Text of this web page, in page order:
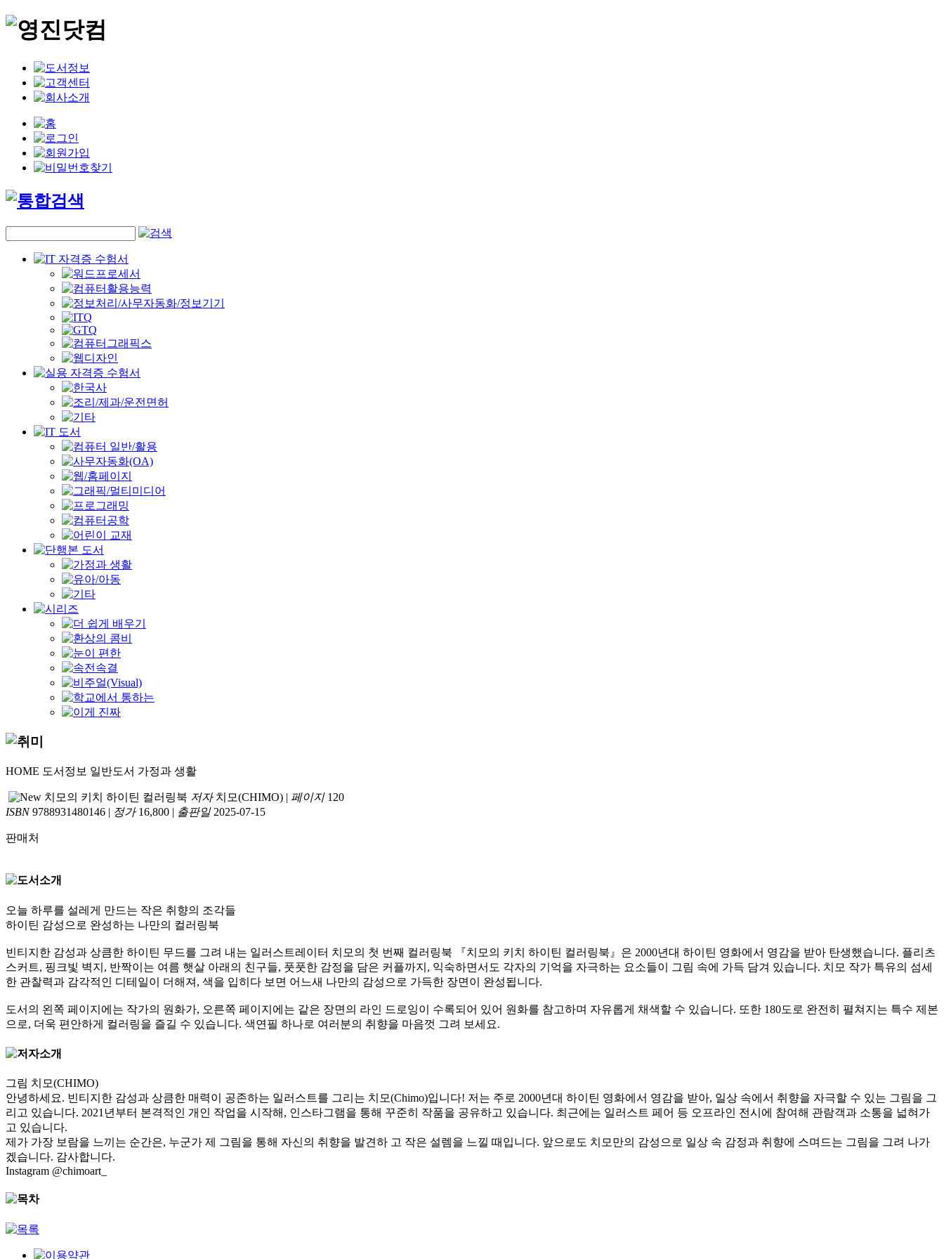
HOME 도서정보 일반도서 가정과 생활
치모의 키치 하이틴 컬러링북 저자치모(CHIMO) | 페이지120
ISBN9788931480146 | 정가16,800 | 출판일2025-07-15
판매처
오늘 하루를 설레게 만드는 작은 취향의 조각들
하이틴 감성으로 완성하는 나만의 컬러링북
빈티지한 감성과 상큼한 하이틴 무드를 그려 내는 일러스트레이터 치모의 첫 번째 컬러링북 『치모의 키치 하이틴 컬러링북』은 2000년대 하이틴 영화에서 영감을 받아 탄생했습니다. 플리츠
스커트, 핑크빛 벽지, 반짝이는 여름 햇살 아래의 친구들, 풋풋한 감정을 담은 커플까지, 익숙하면서도 각자의 기억을 자극하는 요소들이 그림 속에 가득 담겨 있습니다. 치모 작가 특유의 섬세
한 관찰력과 감각적인 디테일이 더해져, 색을 입히다 보면 어느새 나만의 감성으로 가득한 장면이 완성됩니다.
도서의 왼쪽 페이지에는 작가의 원화가, 오른쪽 페이지에는 같은 장면의 라인 드로잉이 수록되어 있어 원화를 참고하며 자유롭게 채색할 수 있습니다. 또한 180도로 완전히 펼쳐지는 특수 제본
으로, 더욱 편안하게 컬러링을 즐길 수 있습니다. 색연필 하나로 여러분의 취향을 마음껏 그려 보세요.
그림 치모(CHIMO)
안녕하세요. 빈티지한 감성과 상큼한 매력이 공존하는 일러스트를 그리는 치모(Chimo)입니다! 저는 주로 2000년대 하이틴 영화에서 영감을 받아, 일상 속에서 취향을 자극할 수 있는 그림을 그
리고 있습니다. 2021년부터 본격적인 개인 작업을 시작해, 인스타그램을 통해 꾸준히 작품을 공유하고 있습니다. 최근에는 일러스트 페어 등 오프라인 전시에 참여해 관람객과 소통을 넓혀가
고 있습니다.
제가 가장 보람을 느끼는 순간은, 누군가 제 그림을 통해 자신의 취향을 발견하 고 작은 설렘을 느낄 때입니다. 앞으로도 치모만의 감성으로 일상 속 감정과 취향에 스며드는 그림을 그려 나가
겠습니다. 감사합니다.
Instagram @chimoart_